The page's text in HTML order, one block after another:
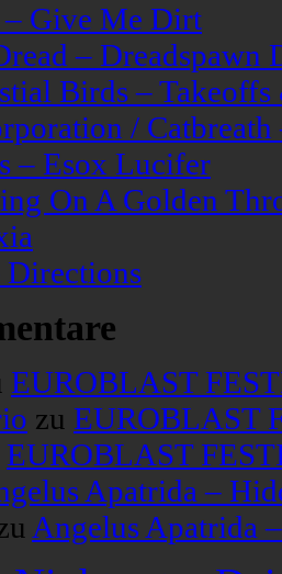
– Give Me Dirt
– Dreadspawn
Birds –
/
– Esox Lucifer
On A Golden
Directions
EUROBLAST
zu EUROBLAST
EUROBLAST
Apatrida –
Angelus Apatrida